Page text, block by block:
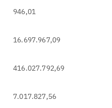
946,01
16.697.967,09
416.027.792,69
7.017.827,56